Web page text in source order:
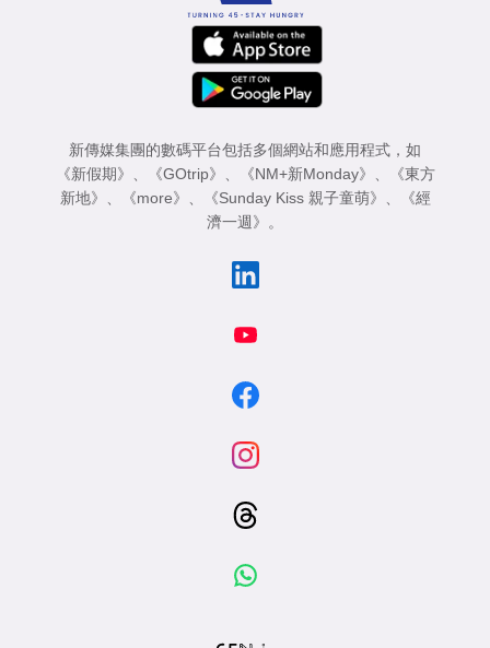
新傳媒集團的數碼平台包括多個網站和應用程式，如
《新假期》 、 《GOtrip》 、 《NM+新Monday》 、
《東方
新地》 、 《more》 、 《Sunday Kiss 親子童萌》 、
《經
濟一週》 。